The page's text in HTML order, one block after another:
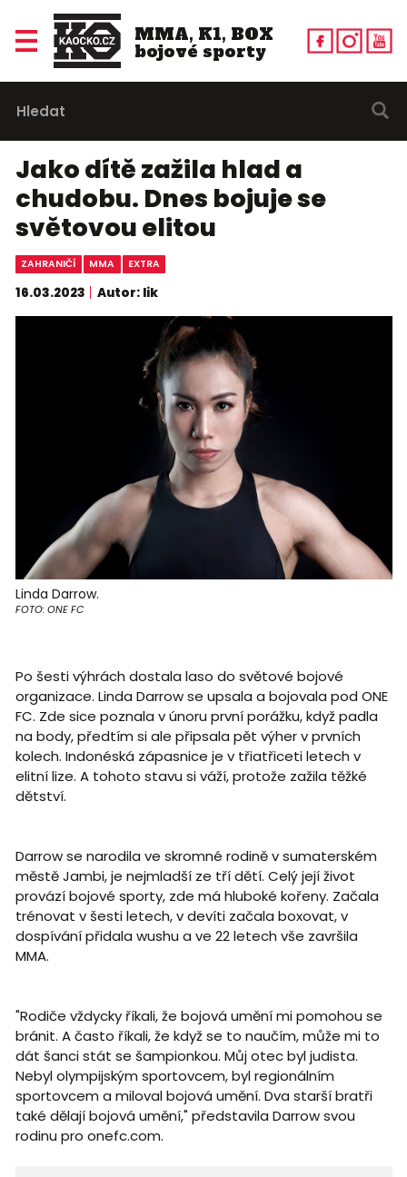
MMA, K1, BOX
bojové sporty
Jako dítě zažila hlad a
chudobu. Dnes bojuje se
světovou elitou
ZAHRANIČÍ MMA EXTRA
16.03.2023 Autor: lik
Linda Darrow.
FOTO: ONE FC
Po šesti výhrách dostala laso do světové bojové
organizace. Linda Darrow se upsala a bojovala pod ONE
FC. Zde sice poznala v únoru první porážku, když padla
na body, předtím si ale připsala pět výher v prvních
kolech. Indonéská zápasnice je v třiatřiceti letech v
elitní lize. A tohoto stavu si váží, protože zažila těžké
dětství.
Darrow se narodila ve skromné rodině v sumaterském
městě Jambi, je nejmladší ze tří dětí. Celý její život
provází bojové sporty, zde má hluboké kořeny. Začala
trénovat v šesti letech, v devíti začala boxovat, v
dospívání přidala wushu a ve 22 letech vše završila
MMA.
"Rodiče vždycky říkali, že bojová umění mi pomohou se
bránit. A často říkali, že když se to naučím, může mi to
dát šanci stát se šampionkou. Můj otec byl judista.
Nebyl olympijským sportovcem, byl regionálním
sportovcem a miloval bojová umění. Dva starší bratři
také dělají bojová umění," představila Darrow svou
rodinu pro onefc.com.